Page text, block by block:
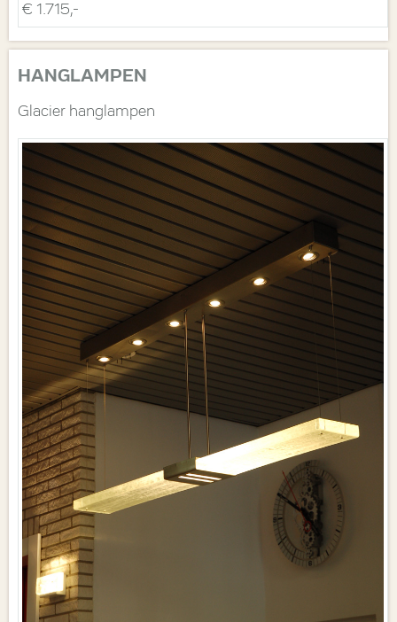
€ 1.715,-
HANGLAMPEN
Glacier hanglampen